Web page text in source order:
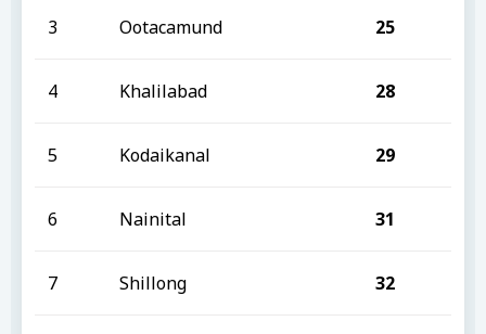
3 Ootacamund 25
4 Khalilabad 28
5 Kodaikanal 29
6 Nainital 31
7 Shillong 32